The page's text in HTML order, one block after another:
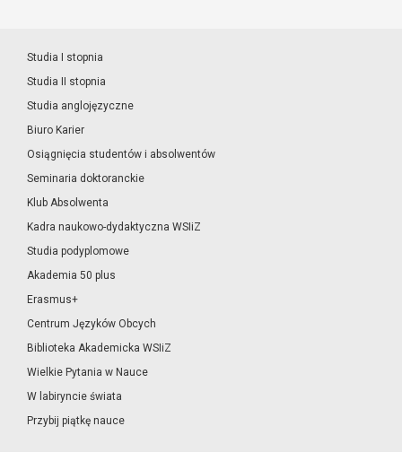
Studia I stopnia
Studia II stopnia
Studia anglojęzyczne
Biuro Karier
Osiągnięcia studentów i absolwentów
Seminaria doktoranckie
Klub Absolwenta
Kadra naukowo-dydaktyczna WSIiZ
Studia podyplomowe
Akademia 50 plus
Erasmus+
Centrum Języków Obcych
Biblioteka Akademicka WSIiZ
Wielkie Pytania w Nauce
W labiryncie świata
Przybij piątkę nauce